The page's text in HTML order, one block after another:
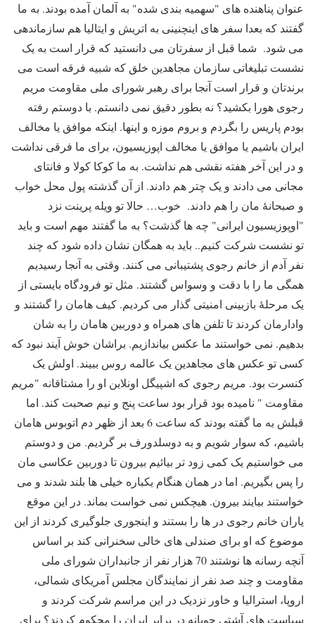
عنوان پناهنده های "سهمیه بندی شده" به آلمان آمده بودند. به ما
گفتند که بعدا سفر های اینچنینی به اتریش و ایتالیا هم سازماندهی
می شود. شما قبل از سفرتان می دانستید که قرار است به یک
نشست تبلیغاتی سازمان مجاهدین خلق که شبیه فرقه است می
برندتان و قرار است آنجا برای رهبر شورای ملی مقاومت مریم
رجوی هورا بکشید؟ نه بطور دقیق نمی دانستم. با دوستم رفته
بودم پاریس را بگردم و بروم موزه و اینها. اینکه موافق یا مخالف
ایران باشیم یا موافق یا مخالف اپوزیسیون، برای ما فرقی نداشت
و در این آخر هفته نقشی هم نداشت. به ما کوکا کولا و فانتای
مجانی می دادند و یک چتر هم دادند. از آن گذشته پول محل خواب
و صبحانۀ مان را هم دادند. خوب… حالا تو ویله پرینت نزد
"اوپوزیسیون ایرانی" چه ها گذشت؟ به ما گفتند مهم است و باید
تو نشست شرکت کنیم.. باید به همگان نشان داده شود که چند
نفر آدم از خانم رجوی پشتیبانی می کنند. وقتی به آنجا رسیدیم
همگی ما را با دقت و وسواس گشتند. مثل تو فرودگاه بایستی از
یک مرحلۀ بازبینی امنیتی گذار می کردیم. کیف هامان را گشتند و
وادارمان کردند تا تلفن های همراه و دوربین هامان را به شان
بدهیم. نمی خواستند ما عکس بیاندازیم. براشان خوش آیند نبود که
کسی تو عکس های مجاهدین یک عالمه روس ببیند. اولش یک
کنسرت بود. مریم رجوی که اشپیگل اونلاین او را مشتاقانه "مریم
مقاومت " نامیده بود قرار بود ساعت پنج و نیم صحبت کند. اما
قبلش به ما گفته بودند که ساعت 6 بعد از ظهر دم اتوبوس هامان
باشیم، که سوار شویم و به دوسلدورف بر گردیم. من و دوستم
می خواستیم یک کمی زود تر بیائیم بیرون تا دوربین عکاسی مان
را پس بگیریم. اما در همان هنگام یکباره خیلی ها بلند شدند و می
خواستند بیایند بیرون. هیچکس نمی خواست بماند. در این موقع
یاران خانم رجوی در ها را بستند و اینجوری جلوگیری کردند از این
موضوع که او برای صندلی های خالی سخنرانی کند بر اساس
آنچه رسانه ها نوشتند 70 هزار نفر از جانبداران شورای ملی
مقاومت و چند صد نفر از نمایندگان مجلس آمریکای شمالی،
اروپا، استرالیا و خاور نزدیک در این مراسم شرکت کردند و
سیاست های آشتی جویانه در برابر ایران را محکوم کردند؟ برای